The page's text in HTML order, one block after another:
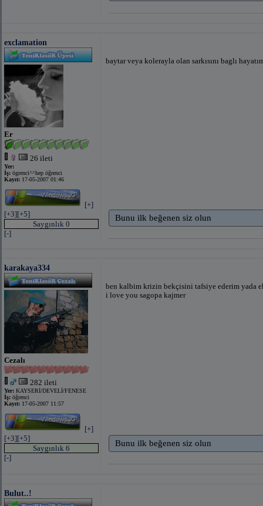
exclamation
Er
26 ileti
Yer:
İş: ögrenci^^hep öğrenci
Kayıt: 17-05-2007 01:46
[+]
[+3][+5]
Saygınlık 0
[-]
baytar veya kolerayla olan sarkısını baglı
Bunu ilk beğenen siz olun
karakaya334
Cezalı
282 ileti
Yer: KAYSERİ/DEVELİ/FENESE
İş: öğrenci
Kayıt: 17-05-2007 11:57
[+]
[+3][+5]
Saygınlık 6
[-]
ben kalbim krizin bekçisini tafsiye ederim yada
i love you sagopa kajmer
Bunu ilk beğenen siz olun
Bulut..!